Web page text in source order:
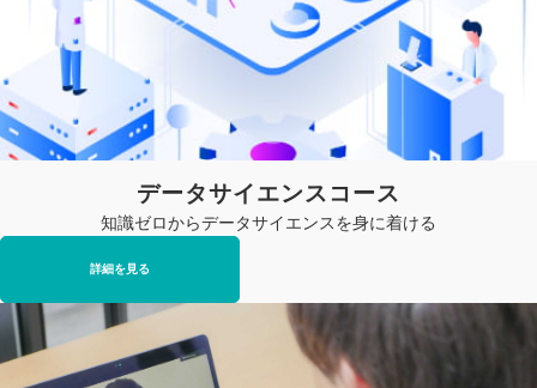
データサイエンスコース
知識ゼロからデータサイエンスを身に着ける
詳細を見る